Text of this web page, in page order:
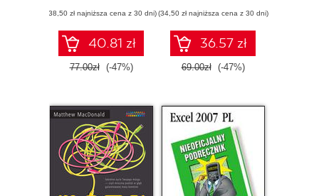
(38,50 zł najniższa cena z 30 dni)
40.81 zł
77.00zł (-47%)
(34,50 zł najniższa cena z 30 dni)
36.57 zł
69.00zł (-47%)